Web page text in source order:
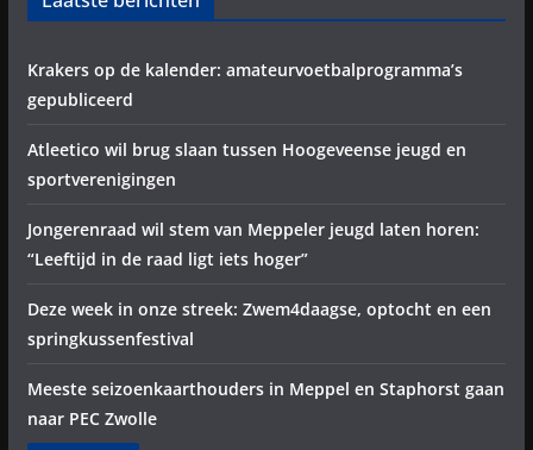
Krakers op de kalender: amateurvoetbalprogramma’s
gepubliceerd
Atleetico wil brug slaan tussen Hoogeveense jeugd en
sportverenigingen
Jongerenraad wil stem van Meppeler jeugd laten horen:
“Leeftijd in de raad ligt iets hoger”
Deze week in onze streek: Zwem4daagse, optocht en een
springkussenfestival
Meeste seizoenkaarthouders in Meppel en Staphorst gaan
naar PEC Zwolle